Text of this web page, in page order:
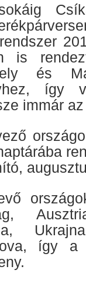
is
és
így
immár
így